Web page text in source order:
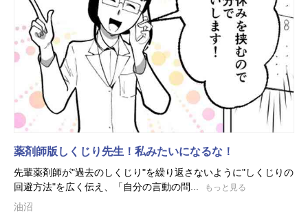
薬剤師版しくじり先生！私みたいになるな！
先輩薬剤師が"過去のしくじり"を繰り返さないように"しくじりの
回避方法"を広く伝え、「自分の言動の問...
もっと見る
油沼